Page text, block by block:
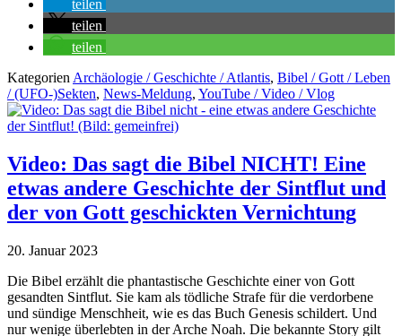
teilen
teilen
teilen
Kategorien Archäologie / Geschichte / Atlantis, Bibel / Gott / Leben
/ (UFO-)Sekten, News-Meldung, YouTube / Video / Vlog
Video: Das sagt die Bibel NICHT! Eine
etwas andere Geschichte der Sintflut und
der von Gott geschickten Vernichtung
20. Januar 2023
Die Bibel erzählt die phantastische Geschichte einer von Gott
gesandten Sintflut. Sie kam als tödliche Strafe für die verdorbene
und sündige Menschheit, wie es das Buch Genesis schildert. Und
nur wenige überlebten in der Arche Noah. Die bekannte Story gilt